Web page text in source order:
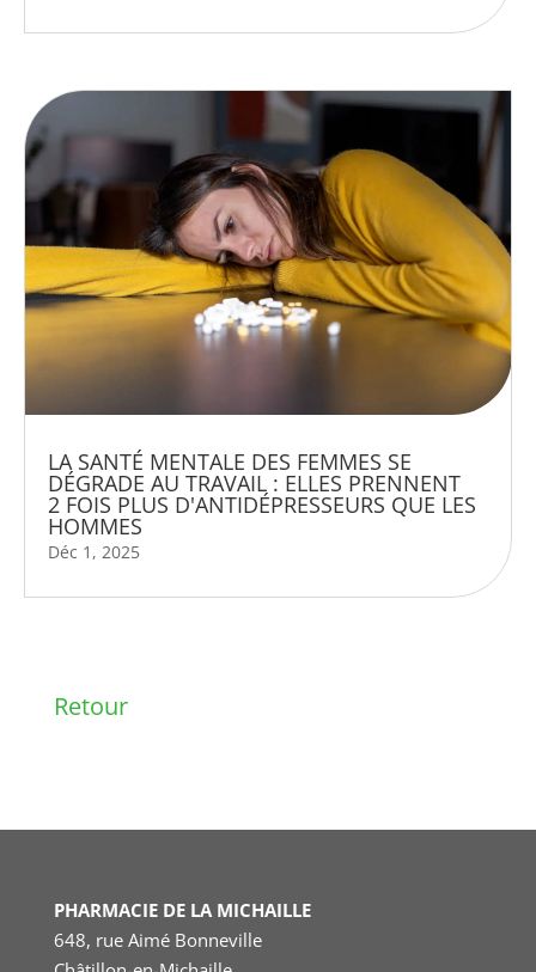
LA SANTÉ MENTALE DES FEMMES SE
DÉGRADE AU TRAVAIL : ELLES PRENNENT
2 FOIS PLUS D'ANTIDÉPRESSEURS QUE LES
HOMMES
Déc 1, 2025
Retour
PHARMACIE DE LA MICHAILLE
648, rue Aimé Bonneville